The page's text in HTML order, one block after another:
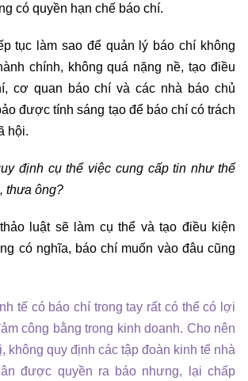
có quyền hạn chế báo chí.
tục làm sao để quản lý báo chí không
chính, không quá nặng nề, tạo điều
cơ quan báo chí và các nhà báo chủ
được tính sáng tạo để báo chí có trách
hội.
định cụ thể việc cung cấp tin như thế
thưa ông?
luật sẽ làm cụ thể và tạo điều kiện
có nghĩa, báo chí muốn vào đâu cũng
tế có báo chí trong tay rất có thể có lợi
công bằng trong kinh doanh. Cho nên
không quy định các tập đoàn kinh tế nhà
được quyền ra báo nhưng, lại chấp